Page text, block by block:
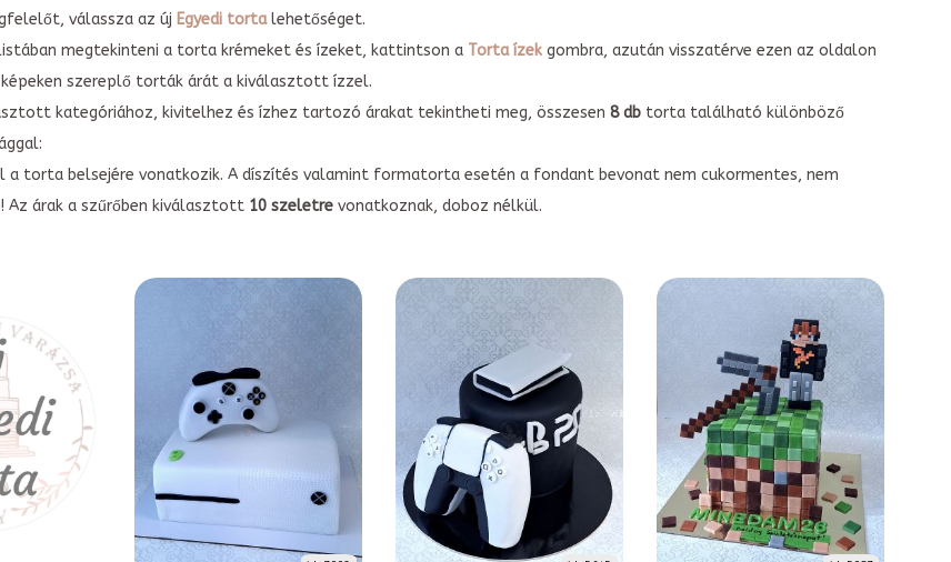
válassza az új Egyedi tortalehetőséget.
megtekinteni a torta krémeket és ízeket, kattintson a Torta ízekgombra, azután visszatérve ezen az oldalon
szereplő torták árát a kiválasztott ízzel.
kategóriához, kivitelhez és ízhez tartozó árakat tekintheti meg, összesen 8 dbtorta található különböző
a torta belsejére vonatkozik. A díszítés valamint formatorta esetén a fondant bevonat nem cukormentes, nem
Az árak a szűrőben kiválasztott 10 szeletrevonatkoznak, doboz nélkül.